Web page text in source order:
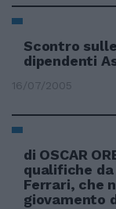
Scontro
dipendenti
16/07/2005
di OSCAR
qualifiche
Ferrari, che
giovamento